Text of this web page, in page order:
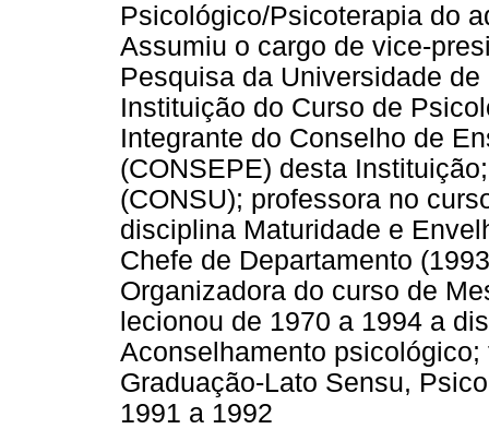
Psicológico/Psicoterapia do
Assumiu o cargo de vice-
Pesquisa da Universidade
Instituição do Curso de
Integrante do Conselho de
(CONSEPE) desta
(CONSU); professora no
disciplina Maturidade e
Chefe de Departamento
Organizadora do curso de
lecionou de 1970 a 1994 a
Aconselhamento
Graduação-Lato Sensu,
1991 a 1992